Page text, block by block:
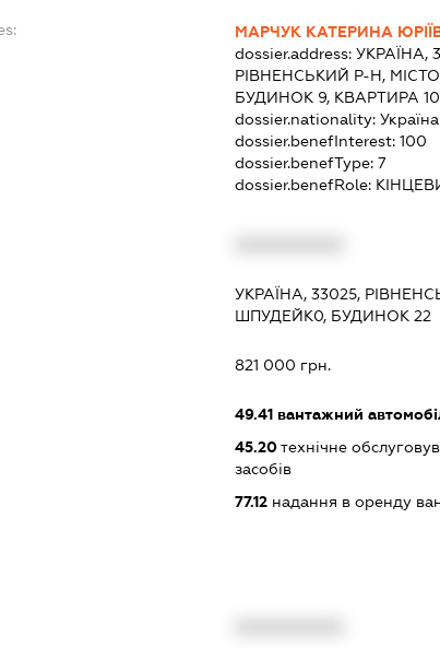
МАРЧУК КАТЕРИНА
dossier.address:УКРАЇНА,
РІВНЕНСЬКИЙ Р-Н,
БУДИНОК 9, КВАРТИРА
dossier.nationality:Україна
dossier.benefInterest:100
dossier.benefType:7
dossier.benefRole:
УКРАЇНА, 33025,
ШПУДЕЙК0, БУДИНОК 22
821 000 грн.
49.41 вантажний
45.20технічне
засобів
77.12 надання в оренду